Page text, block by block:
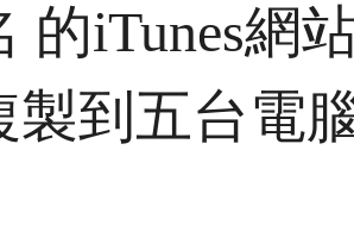
的iTunes網
製到五台電